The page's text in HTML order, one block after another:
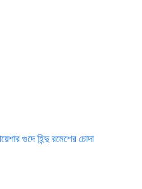
গুদে হিন্দু রমেশের চোদা